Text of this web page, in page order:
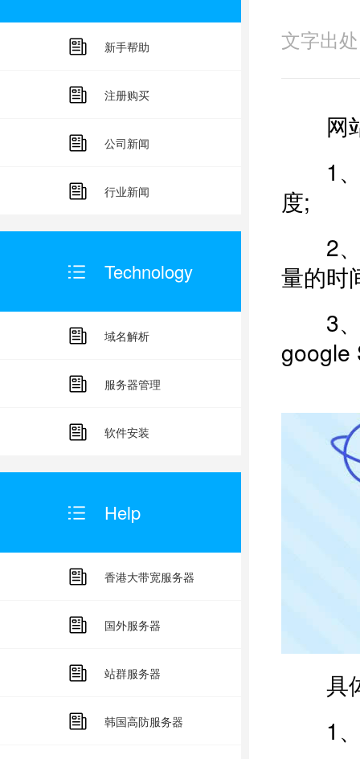
新手帮助
注册购买
公司新闻
行业新闻
Technology
域名解析
服务器管理
软件安装
Help
香港大带宽服务器
国外服务器
站群服务器
韩国高防服务器
文字出
网站
1
度;
2、
量的时
3、
google
具体
1、